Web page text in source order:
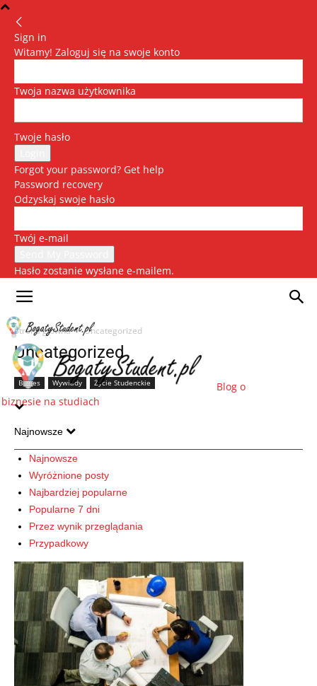
Sign in
Witamy! Zaloguj się na swoje konto
Twoja nazwa użytkownika
Twoje hasło
Forgot your password? Get help
Password recovery
Odzyskaj swoje hasło
Twój e-mail
Hasło zostanie wysłane e-mailem.
Blog o
biznesie na studiach
Strona główna Uncategorized
Uncategorized
Biznes Wywiady Życie Studenckie
Najnowsze
Najnowsze
Wyróżnione posty
Najbardziej popularne
Popularne 7 dni
Przez wynik przeglądania
Przypadkowy